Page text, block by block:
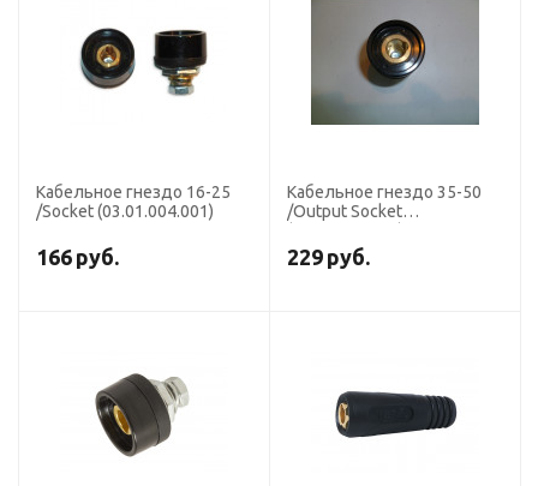
Кабельное гнездо 16-25
/Socket (03.01.004.001)
166 руб.
Кабельное гнездо 35-50
/Output Socket
229 руб.